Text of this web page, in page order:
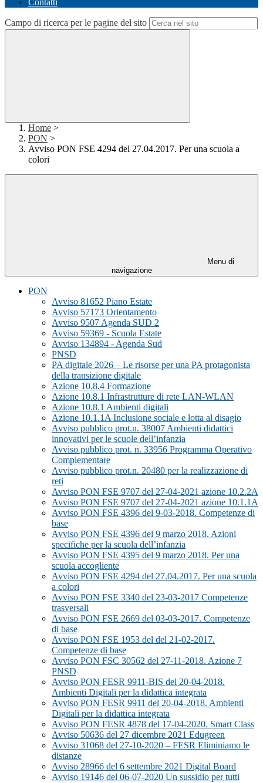
Contatti
Campo di ricerca per le pagine del sito
Home >
PON >
Avviso PON FSE 4294 del 27.04.2017. Per una scuola a
colori
Menu di
navigazione
PON
Avviso 81652 Piano Estate
Avviso 57173 Orientamento
Avviso 9507 Agenda SUD 2
Avviso 59369 - Scuola Estate
Avviso 134894 - Agenda Sud
PNSD
PA digitale 2026 – Le risorse per una PA protagonista
della transizione digitale
Azione 10.8.4 Formazione
Azione 10.8.1 Infrastrutture di rete LAN-WLAN
Azione 10.8.1 Ambienti digitali
Azione 10.1.1A Inclusione sociale e lotta al disagio
Avviso pubblico prot.n. 38007 Ambienti didattici
innovativi per le scuole dell’infanzia
Avviso pubblico prot. n. 33956 Programma Operativo
Complementare
Avviso pubblico prot.n. 20480 per la realizzazione di
reti
Avviso PON FSE 9707 del 27-04-2021 azione 10.2.2A
Avviso PON FSE 9707 del 27-04-2021 azione 10.1.1A
Avviso PON FSE 4396 del 9-03-2018. Competenze di
base
Avviso PON FSE 4396 del 9 marzo 2018. Azioni
specifiche per la scuola dell’infanzia
Avviso PON FSE 4395 del 9 marzo 2018. Per una
scuola accogliente
Avviso PON FSE 4294 del 27.04.2017. Per una scuola
a colori
Avviso PON FSE 3340 del 23-03-2017 Competenze
trasversali
Avviso PON FSE 2669 del 03-03-2017. Competenze
di base
Avviso PON FSE 1953 del del 21-02-2017.
Competenze di base
Avviso PON FSC 30562 del 27-11-2018. Azione 7
PNSD
Avviso PON FESR 9911-BIS del 20-04-2018.
Ambienti Digitali per la didattica integrata
Avviso PON FESR 9911 del 20-04-2018. Ambienti
Digitali per la didattica integrata
Avviso PON FESR 4878 del 17-04-2020. Smart Class
Avviso 50636 del 27 dicembre 2021 Edugreen
Avviso 31068 del 27-10-2020 – FESR Eliminiamo le
distanze
Avviso 28966 del 6 settembre 2021 Digital Board
Avviso 19146 del 06-07-2020 Un sussidio per tutti